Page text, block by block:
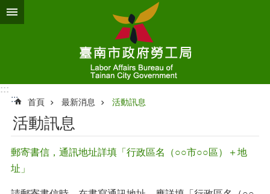
跳到主要內容區塊
:::
:::
首頁 最新消息 活動訊息
活動訊息
郵寄書信，通訊地址詳填「行政區名（○○市○○區）＋地
址」